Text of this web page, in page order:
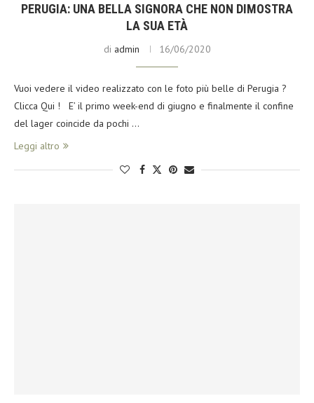
PERUGIA: UNA BELLA SIGNORA CHE NON DIMOSTRA
LA SUA ETÀ
di admin 16/06/2020
Vuoi vedere il video realizzato con le foto più belle di Perugia ?
Clicca Qui ! E’ il primo week-end di giugno e finalmente il confine
del lager coincide da pochi …
Leggi altro